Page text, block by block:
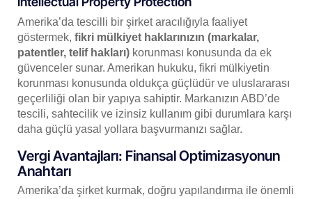
Amerika’da tescilli bir şirket aracılığıyla faaliyet
göstermek, fikri mülkiyet haklarınızın (markalar,
patentler, telif hakları) korunması konusunda da ek
güvenceler sunar. Amerikan hukuku, fikri mülkiyetin
korunması konusunda oldukça güçlüdür ve uluslararası
geçerliliği olan bir yapıya sahiptir. Markanızın ABD’de
tescili, sahtecilik ve izinsiz kullanım gibi durumlara karşı
daha güçlü yasal yollara başvurmanızı sağlar.
Vergi Avantajları: Finansal Optimizasyonun
Anahtarı
Amerika’da şirket kurmak, doğru yapılandırma ile önemli